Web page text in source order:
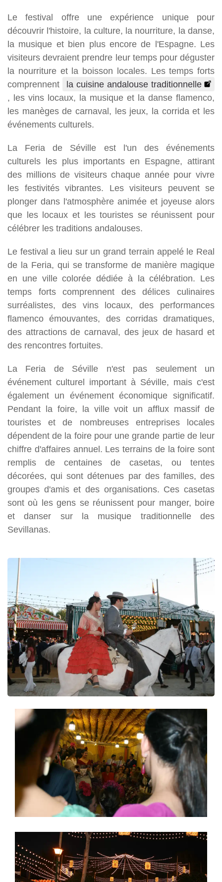
Le festival offre une expérience unique pour
découvrir l'histoire, la culture, la nourriture, la danse,
la musique et bien plus encore de l'Espagne. Les
visiteurs devraient prendre leur temps pour déguster
la nourriture et la boisson locales. Les temps forts
comprennent
la cuisine andalouse traditionnelle
, les vins locaux, la musique et la danse flamenco,
les manèges de carnaval, les jeux, la corrida et les
événements culturels.
La Feria de Séville est l'un des événements
culturels les plus importants en Espagne, attirant
des millions de visiteurs chaque année pour vivre
les festivités vibrantes. Les visiteurs peuvent se
plonger dans l'atmosphère animée et joyeuse alors
que les locaux et les touristes se réunissent pour
célébrer les traditions andalouses.
Le festival a lieu sur un grand terrain appelé le Real
de la Feria, qui se transforme de manière magique
en une ville colorée dédiée à la célébration. Les
temps forts comprennent des délices culinaires
surréalistes, des vins locaux, des performances
flamenco émouvantes, des corridas dramatiques,
des attractions de carnaval, des jeux de hasard et
des rencontres fortuites.
La Feria de Séville n'est pas seulement un
événement culturel important à Séville, mais c'est
également un événement économique significatif.
Pendant la foire, la ville voit un afflux massif de
touristes et de nombreuses entreprises locales
dépendent de la foire pour une grande partie de leur
chiffre d'affaires annuel. Les terrains de la foire sont
remplis de centaines de casetas, ou tentes
décorées, qui sont détenues par des familles, des
groupes d'amis et des organisations. Ces casetas
sont où les gens se réunissent pour manger, boire
et danser sur la musique traditionnelle des
Sevillanas.